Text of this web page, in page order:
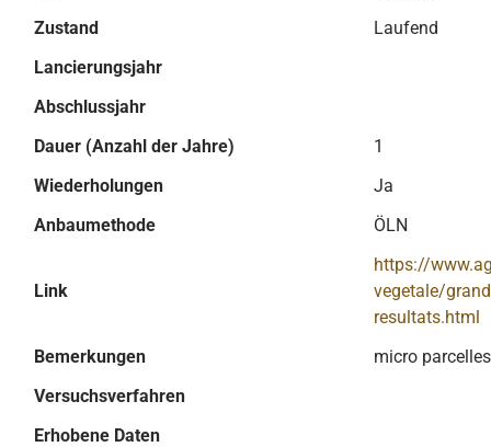
Zustand
Laufend
Lancierungsjahr
Abschlussjahr
Dauer (Anzahl der Jahre)
1
Wiederholungen
Ja
Anbaumethode
ÖLN
Link
https://
vegetale/
resultats.html
Bemerkungen
micro
Versuchsverfahren
Erhobene Daten